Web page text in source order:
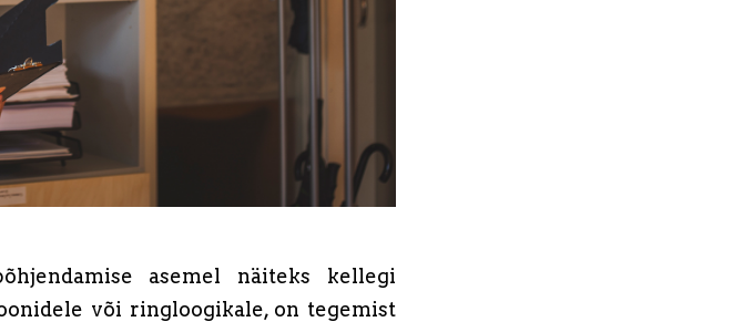
asemel näiteks kellegi
või ringloogikale, on tegemist